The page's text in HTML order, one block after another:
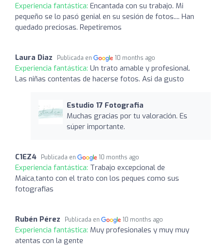
Experiencia fantástica: Encantada con su trabajo. Mi
pequeño se lo pasó genial en su sesión de fotos.... Han
quedado preciosas. Repetiremos
Laura Diaz Publicada en 10 months ago
Experiencia fantástica: Un trato amable y profesional.
Las niñas contentas de hacerse fotos. Asi da gusto
Estudio 17 Fotografia
Muchas gracias por tu valoración. Es
súper importante.
C1EZ4 Publicada en 10 months ago
Experiencia fantástica: Trabajo excepcional de
Maica,tanto con el trato con los peques como sus
fotografias
Rubén Pérez Publicada en 10 months ago
Experiencia fantástica: Muy profesionales y muy muy
atentas con la gente